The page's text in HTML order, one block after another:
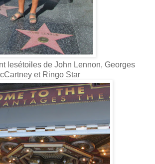
lesétoiles de John Lennon, Georges
et Ringo Star